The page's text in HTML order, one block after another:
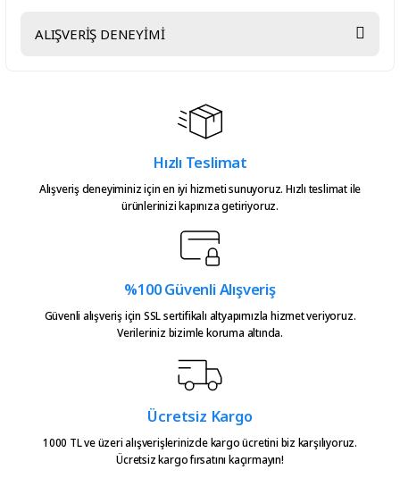
konularda yetersiz gördüğünüz noktaları öneri formunu kullanarak
Ürün resmi kalitesiz, bozuk veya görüntülenemiyor.
Ürün fiyatı diğer sitelerden daha pahalı.
Bu ürüne benzer farklı alternatifler olmalı.
ALIŞVERİŞ DENEYİMİ
Süper hızlı kargo iyi ürün
emeğine sağlık üretenlerin,
Atakan Kasapoğlu | 23/07/2026
Hızlıca kargo elime ulaştı
emeğinize sağlık çok teşekkürler
Urun takibiniz cok guzel. Urunu
alinca tum asamalar mail olatak
bilgilendirme yapiliyor ve ayni
gun kargoya verilmesini
Hızlı Teslimat
Alışveriş deneyiminiz için en iyi hizmeti sunuyoruz. Hızlı teslimat ile
ürünlerinizi kapınıza getiriyoruz.
%100 Güvenli Alışveriş
Güvenli alışveriş için SSL sertifikalı altyapımızla hizmet veriyoruz.
Verileriniz bizimle koruma altında.
Ücretsiz Kargo
1000 TL ve üzeri alışverişlerinizde kargo ücretini biz karşılıyoruz.
Ücretsiz kargo fırsatını kaçırmayın!